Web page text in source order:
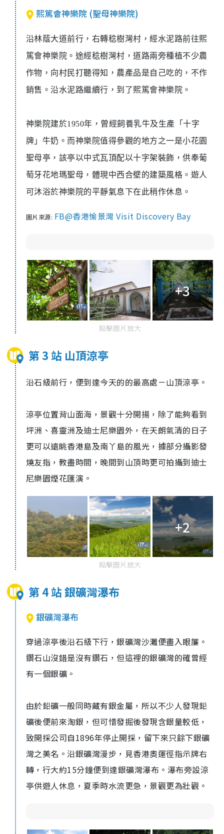
熙篤會神樂院 (聖母神樂院)
沿林蔭大道前行，右轉稔樹灣村，經水泥路前往熙
篤會神樂院。途經稔樹灣村，道路兩旁種植不少農
作物，向村民打聽得知，農產品是自己吃的，不作
銷售。沿水泥路繼續行，到了熙篤會神樂院。
神樂院建於1950年，曾經飼養乳牛及生產「十字
牌」牛奶。而神樂院值得參觀的地方之一是小花園
聖母亭，該亭以中式瓦頂配以十字架裝飾，供奉葡
萄牙花地瑪聖母，體現中西合壁的建築風格。遊人
可沐浴於神樂院的平靜氣息下在此稍作休息。
圖片來源: FB@香港愉景灣 Visit Discovery Bay
+3
點擊圖片放大
第 3 站 山頂涼亭
沿石級前行，便到達今天的的最高處－山頂涼亭。
涼亭位置背山面海，景觀十分開揚，除了能夠看到
坪洲、喜靈洲及迪士尼樂園外，在天朗氣清的日子
更可以遠眺香港島及南丫島的風光，據部分攝影發
燒友指，教盡時間，晚間到山頂時更可拍攝到迪士
尼樂園煙花匯演。
+2
點擊圖片放大
第 4 站 銀礦灣瀑布
銀礦灣瀑布
穿過涼亭後沿石級下行，銀礦灣沙灘便盡入眼簾。
鑽石山沒錯是沒有鑽石，但這裡的銀礦灣的確曾經
有一個銀礦。
由於鉛礦一般同時藏有銀金屬，所以不少人發現鉛
礦後便前來淘銀，但可惜發掘後發現含銀量較低，
致開採公司自1896年停止開採，留下來只餘下銀礦
灣之美名。沿銀礦灣漫步，見香港奧運徑指示牌右
轉，行大約15分鐘便到達銀礦灣瀑布。瀑布旁設涼
亭供遊人休息，夏季時水流更急，景觀更為壯觀。